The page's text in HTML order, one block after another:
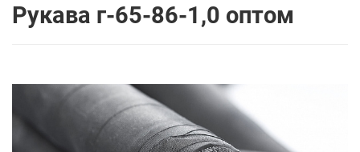
Рукава г-65-86-1,0 оптом